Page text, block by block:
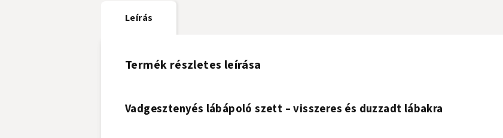
Leírás
Termék részletes leírása
Vadgesztenyés lábápoló szett – visszeres és duzzadt lábakra